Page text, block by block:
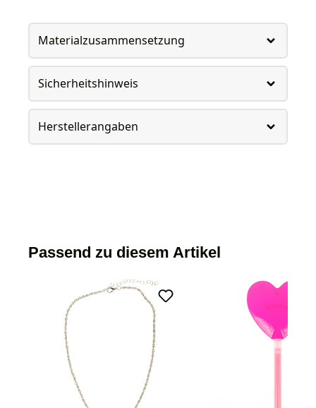
Materialzusammensetzung
Sicherheitshinweis
Herstellerangaben
Passend zu diesem Artikel